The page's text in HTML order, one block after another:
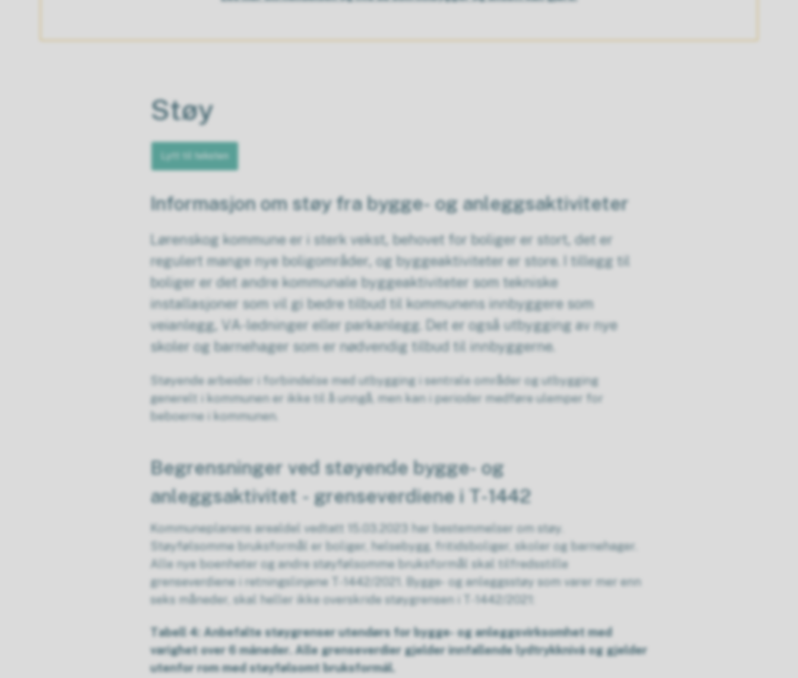
Støy
Lytt til teksten
​Informasjon om støy fra bygge- og anleggsaktiviteter
Lørenskog kommune er i sterk vekst, behovet for boliger er stort, det er
regulert mange nye boligområder, og byggeaktiviteter er store. I tillegg til
boliger er det andre kommunale byggeaktiviteter som tekniske
installasjoner som vil gi bedre tilbud til kommunens innbyggere som
veianlegg, VA-ledninger eller parkanlegg. Det er også utbygging av nye
skoler og barnehager som er nødvendig tilbud til innbyggerne.
Støyende arbeider i forbindelse med utbygging i sentrale områder og utbygging
generelt i kommunen er ikke til å unngå, men kan i perioder medføre ulemper for
beboerne i kommunen.
Begrensninger ved støyende bygge- og
anleggsaktivitet - grenseverdiene i T-1442
Kommuneplanens arealdel vedtatt 15.03.2023 har bestemmelser om støy.
Støyfølsomme bruksformål er boliger, helsebygg, fritidsboliger, skoler og barnehager.
Alle nye boenheter og andre støyfølsomme bruksformål skal tilfredsstille
grenseverdiene i retningslinjene T-1442/2021. Bygge- og anleggsstøy som varer mer enn
seks måneder, skal heller ikke overskride støygrensen i T-1442/2021:
Tabell 4: Anbefalte støygrenser utendørs for bygge- og anleggsvirksomhet med
varighet over 6 måneder. Alle grenseverdier gjelder innfallende lydtrykknivå og gjelder
utenfor rom med støyfølsomt bruksformål.